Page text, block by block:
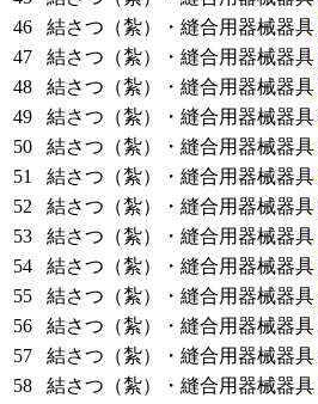
46
結さつ（紮）・縫合用器械器具
47
結さつ（紮）・縫合用器械器具
48
結さつ（紮）・縫合用器械器具
49
結さつ（紮）・縫合用器械器具
50
結さつ（紮）・縫合用器械器具
51
結さつ（紮）・縫合用器械器具
52
結さつ（紮）・縫合用器械器具
53
結さつ（紮）・縫合用器械器具
54
結さつ（紮）・縫合用器械器具
55
結さつ（紮）・縫合用器械器具
56
結さつ（紮）・縫合用器械器具
57
結さつ（紮）・縫合用器械器具
58
結さつ（紮）・縫合用器械器具